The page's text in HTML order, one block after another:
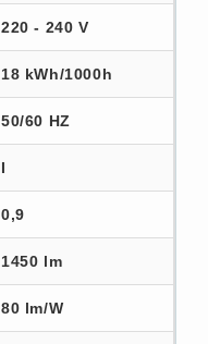
220 - 240 V
18 kWh/1000h
50/60 HZ
I
0,9
1450 lm
80 lm/W